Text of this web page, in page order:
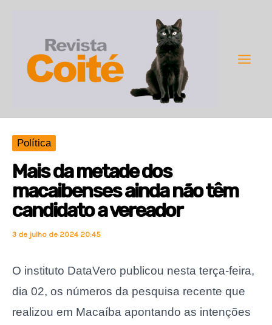
conteúdo
Política
Mais da metade dos
macaibenses ainda não têm
candidato a vereador
3 de julho de 2024 20:45
O instituto DataVero publicou nesta terça-feira,
dia 02, os números da pesquisa recente que
realizou em Macaíba apontando as intenções